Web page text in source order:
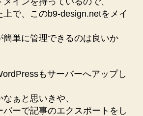
で、このb9-design.netをメイ
簡単に管理できるのは良いか
もサーバーへアップし
ぁと思いきや、
ーで記事のエクスポートをし